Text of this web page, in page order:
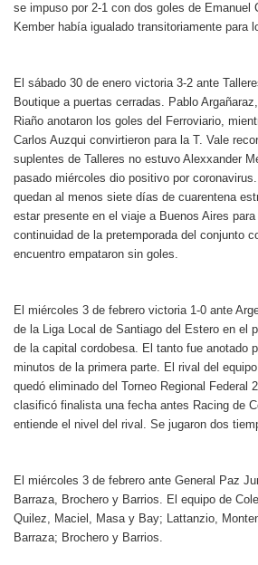
se impuso por 2-1 con dos goles de Emanuel
Kember había igualado transitoriamente para
El sábado 30 de enero victoria 3-2 ante
Boutique a puertas cerradas. Pablo
Riaño anotaron los goles del Ferroviario,
Carlos Auzqui convirtieron para la T. Vale
suplentes de Talleres no estuvo Alexxander
pasado miércoles dio positivo por
quedan al menos siete días de cuarentena
estar presente en el viaje a Buenos Aires
continuidad de la pretemporada del conjunto
encuentro empataron sin goles.
El miércoles 3 de febrero victoria 1-0 ante
de la Liga Local de Santiago del Estero en el
de la capital cordobesa. El tanto fue anotado
minutos de la primera parte. El rival del
quedó eliminado del Torneo Regional Federal
clasificó finalista una fecha antes Racing de
entiende el nivel del rival. Se jugaron dos
El miércoles 3 de febrero ante General Paz
Barraza, Brochero y Barrios. El equipo de
Quilez, Maciel, Masa y Bay; Lattanzio,
Barraza; Brochero y Barrios.